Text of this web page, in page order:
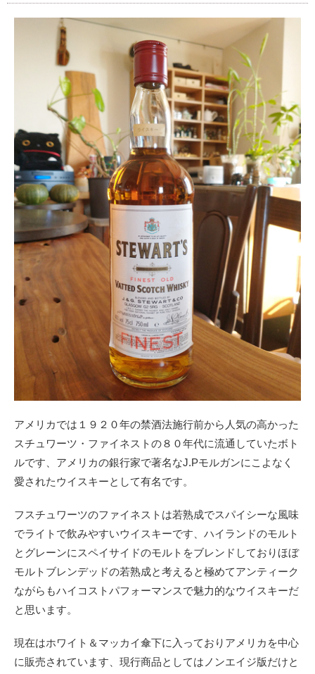
アメリカでは１９２０年の禁酒法施行前から人気の高かった
スチュワーツ・ファイネストの８０年代に流通していたボト
ルです、アメリカの銀行家で著名なJ.Pモルガンにこよなく
愛されたウイスキーとして有名です。
フスチュワーツのファイネストは若熟成でスパイシーな風味
でライトで飲みやすいウイスキーです、ハイランドのモルト
とグレーンにスペイサイドのモルトをブレンドしておりほぼ
モルトブレンデッドの若熟成と考えると極めてアンティーク
ながらもハイコストパフォーマンスで魅力的なウイスキーだ
と思います。
現在はホワイト＆マッカイ傘下に入っておりアメリカを中心
に販売されています、現行商品としてはノンエイジ版だけと